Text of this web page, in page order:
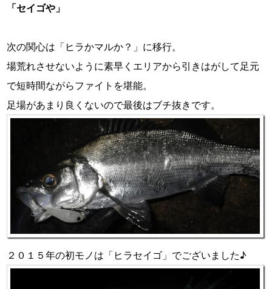
「セイゴや」
次の関心は「ヒラかマルか？」に移行。
場荒れさせないように素早くエリアから引きはがして足元
で短時間ながらファイトを堪能。
足場があまり良くないので最後はブチ抜きです。
２０１５年の初モノは「ヒラセイゴ」でございました♪